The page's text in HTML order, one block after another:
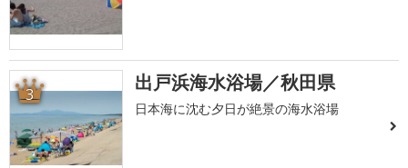
3 出戸浜海水浴場／秋田県
日本海に沈む夕日が絶景の海水浴場